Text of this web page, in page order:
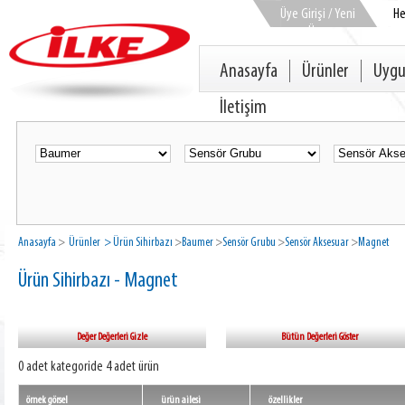
Üye Girişi / Yeni
Üye
Anasayfa Ürünler
İletişim
Anasayfa > Ürünler > Ürün Sihirbazı >Baumer >Sensör Grubu >Sensör Aksesuar >Magnet
Ürün Sihirbazı - Magnet
Değer Değerleri Gizle Bütün Değerleri Göster
0 adet kategoride 4 adet ürün
örnek görsel ürün ailesi özellikler